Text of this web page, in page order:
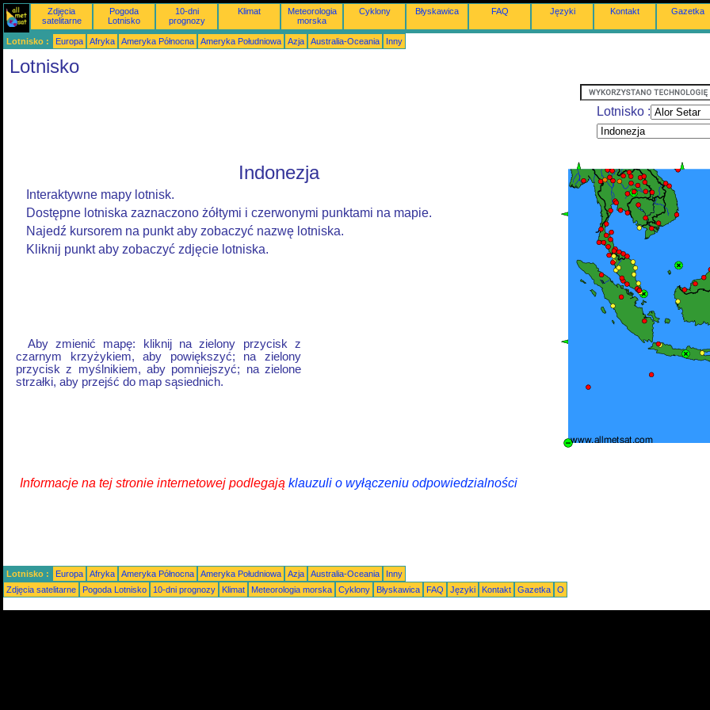
Zdjęcia
satelitarne
Pogoda
Lotnisko
10-dni
prognozy
Klimat
Meteorologia
morska
Cyklony Błyskawica FAQ Języki Kontakt Gazetka
Lotnisko : Europa Afryka Ameryka Północna Ameryka Południowa Azja Australia-Oceania Inny
Lotnisko
Lotnisko :
Indonezja
Interaktywne mapy lotnisk.
Dostępne lotniska zaznaczono żółtymi i czerwonymi punktami na mapie.
Najedź kursorem na punkt aby zobaczyć nazwę lotniska.
Kliknij punkt aby zobaczyć zdjęcie lotniska.
Aby zmienić mapę: kliknij na zielony przycisk z
czarnym krzyżykiem, aby powiększyć; na zielony
przycisk z myślnikiem, aby pomniejszyć; na zielone
strzałki, aby przejść do map sąsiednich.
Informacje na tej stronie internetowej podlegają klauzuli o wyłączeniu odpowiedzialności
Lotnisko : Europa Afryka Ameryka Północna Ameryka Południowa Azja Australia-Oceania
Inny
Zdjęcia satelitarne
Pogoda Lotnisko 10-dni prognozy Klimat Meteorologia morska Cyklony Błyskawica FAQ Języki Kontakt Gazetka O